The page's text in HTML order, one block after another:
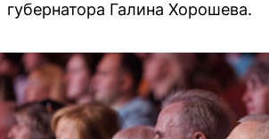
губернатора Галина Хорошева.